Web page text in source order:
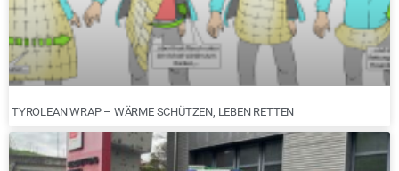
TYROLEAN WRAP – WÄRME SCHÜTZEN, LEBEN RETTEN